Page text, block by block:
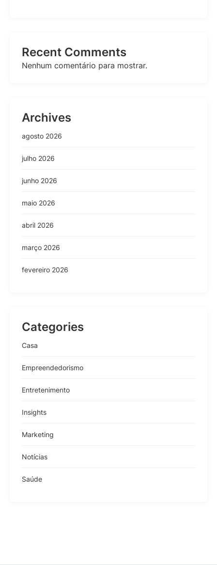
Recent Comments
Nenhum comentário para mostrar.
Archives
agosto 2026
julho 2026
junho 2026
maio 2026
abril 2026
março 2026
fevereiro 2026
Categories
Casa
Empreendedorismo
Entretenimento
Insights
Marketing
Notícias
Saúde